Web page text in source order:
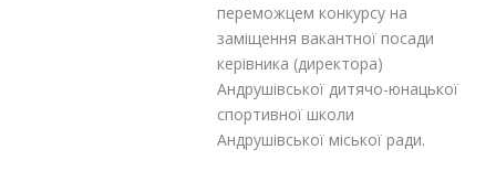
переможцем конкурсу на
заміщення вакантної посади
керівника (директора)
Андрушівської дитячо-юнацької
спортивної школи
Андрушівської міської ради.